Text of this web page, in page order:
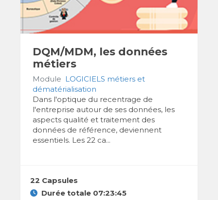
DQM/MDM, les données
métiers
Module LOGICIELS métiers et
dématérialisation
Dans l'optique du recentrage de
l'entreprise autour de ses données, les
aspects qualité et traitement des
données de référence, deviennent
essentiels. Les 22 ca...
22 Capsules
Durée totale 07:23:45